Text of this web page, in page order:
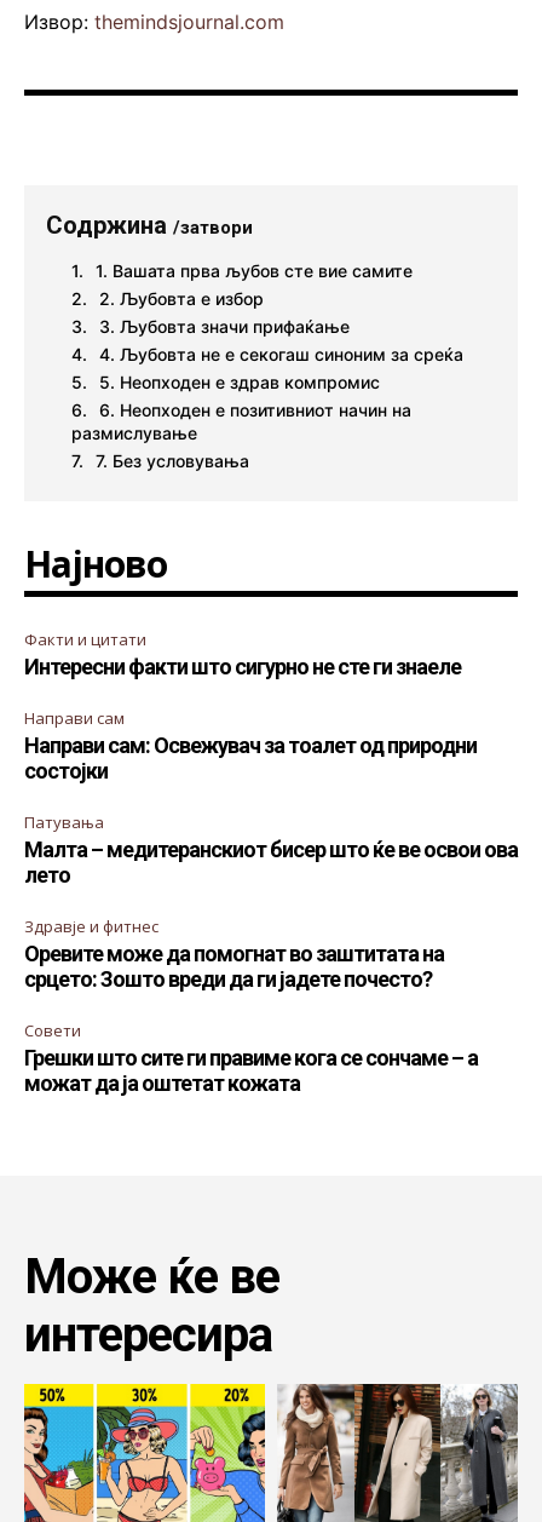
Извор: themindsjournal.com
Содржина /затвори
1. Вашата прва љубов сте вие самите
2. Љубовта е избор
3. Љубовта значи прифаќање
4. Љубовта не е секогаш синоним за среќа
5. Неопходен е здрав компромис
6. Неопходен е позитивниот начин на
размислување
7. Без условувања
Најново
Факти и цитати
Интересни факти што сигурно не сте ги знаеле
Направи сам
Направи сам: Освежувач за тоалет од природни
состојки
Патувања
Малта – медитеранскиот бисер што ќе ве освои ова
лето
Здравје и фитнес
Оревите може да помогнат во заштитата на
срцето: Зошто вреди да ги јадете почесто?
Совети
Грешки што сите ги правиме кога се сончаме – а
можат да ја оштетат кожата
Може ќе ве
интересира